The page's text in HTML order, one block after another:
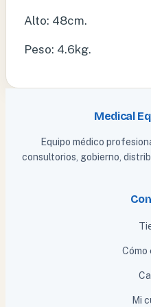
Alto: 48cm.
Peso: 4.6kg.
Medical
Equipo médico
consultorios, gobierno,
Cómo
Mi